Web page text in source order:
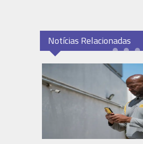
Notícias Relacionadas